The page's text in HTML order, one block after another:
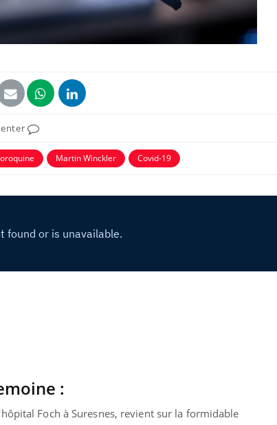
Martin Winckler Covid-19
:
Foch à Suresnes, revient sur la formidable